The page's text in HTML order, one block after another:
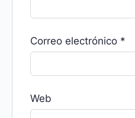
Correo electrónico *
Web